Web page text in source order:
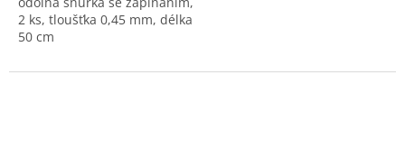
2 ks, tloušťka 0,45 mm, délka
50 cm